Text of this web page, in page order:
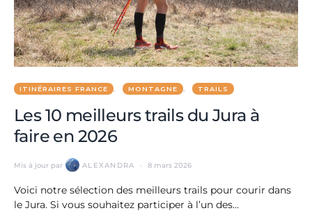
ITINÉRAIRES FRANCE MONTAGNE TRAILS
Les 10 meilleurs trails du Jura à
faire en 2026
Mis à jour par ALEXANDRA 8 mars 2026
Voici notre sélection des meilleurs trails pour courir dans
le Jura. Si vous souhaitez participer à l’un des…